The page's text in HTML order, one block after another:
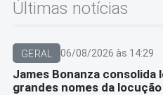
Últimas notícias
GERAL 06/08/2026 às 14:29
James Bonanza consolida
grandes nomes da